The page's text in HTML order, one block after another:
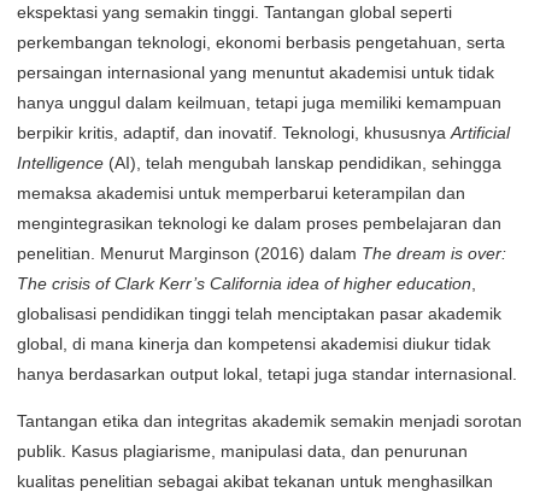
ekspektasi yang semakin tinggi. Tantangan global seperti
perkembangan teknologi, ekonomi berbasis pengetahuan, serta
persaingan internasional yang menuntut akademisi untuk tidak
hanya unggul dalam keilmuan, tetapi juga memiliki kemampuan
berpikir kritis, adaptif, dan inovatif. Teknologi, khususnya Artificial
Intelligence (AI), telah mengubah lanskap pendidikan, sehingga
memaksa akademisi untuk memperbarui keterampilan dan
mengintegrasikan teknologi ke dalam proses pembelajaran dan
penelitian. Menurut Marginson (2016) dalam The dream is over:
The crisis of Clark Kerr’s California idea of higher education
globalisasi pendidikan tinggi telah menciptakan pasar akademik
global, di mana kinerja dan kompetensi akademisi diukur tidak
hanya berdasarkan output lokal, tetapi juga standar internasional.
Tantangan etika dan integritas akademik semakin menjadi sorotan
publik. Kasus plagiarisme, manipulasi data, dan penurunan
kualitas penelitian sebagai akibat tekanan untuk menghasilkan